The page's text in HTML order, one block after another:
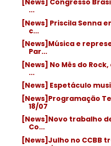
[News] Congresso
...
[News] Priscila Senna
c...
[News]Música e
Par...
[News] No Mês do
...
[News] Espetáculo
[News]Programação
18/07
[News]Novo trabalho
Co...
[News]Julho no CCBB